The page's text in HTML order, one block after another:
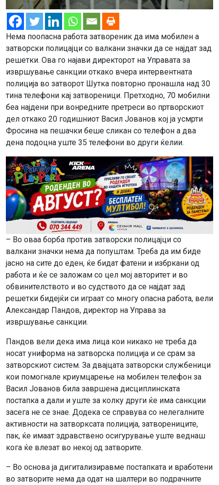
Нема поопасна работа затвореник да има мобилен а
затворски полицајци со валкани значки да се најдат зад
решетки. Ова го најави директорот на Управата за
извршување санкции откако вчера интервентната
полиција во затворот Шутка повторно пронашла над 30
тина телефони кај затвореници. Претходно, 70 мобилни
беа најдени при вонредните претреси во пртворскиот
дел откако 20 годишниот Васил Јованов кој ја усмрти
Фросина на пешачки беше сликан со телефон а два
дена подоцна уште 35 телефони во други ќелии.
– Во оваа борба против затворски полицајци со
валкани значки нема да попуштам. Треба да им биде
јасно на сите до еден, ќе бидат фатени и избркани од
работа и ќе се заложам со цел мој авторитет и во
обвинителството и во судството да се најдат зад
решетки бидејќи си играат со многу опасна работа, вели
Александар Пандов, директор на Управа за
извршување санкции.
Пандов вели дека има лица кои никако не треба да
носат униформа на затворска полиција и се срам за
затворскиот систем. За двајцата затворски службеници
кои помогнале криумцарење на мобилен телефон за
Васил Јованов била завршена дисциплинската
постапка а дали и уште за колку други ќе има санкции
засега не се знае. Додека се справува со нелегалните
активности на затворксата полиција, затворениците,
пак, ќе имаат здравствено осигурување уште веднаш
кога ќе влезат во некој од затворите.
– Во основа ја дигитализиравме постапката и вработени
во затворите нема да одат на шалтери во подрачните